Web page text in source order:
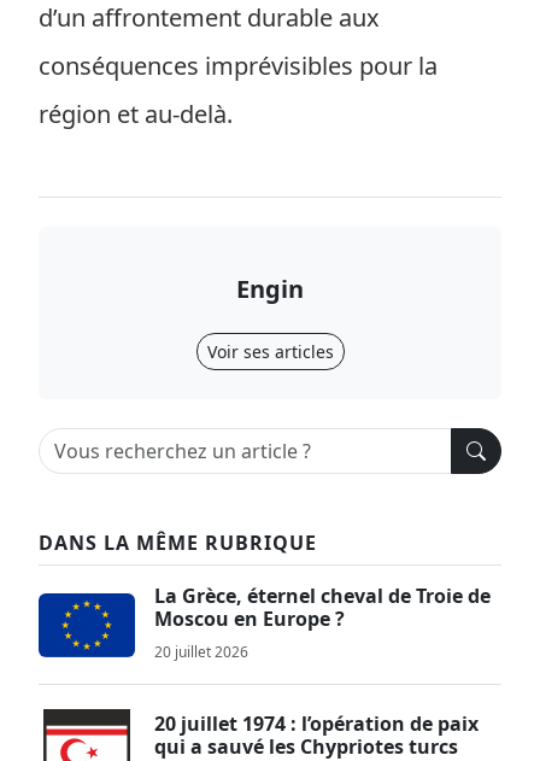
d’un affrontement durable aux
conséquences imprévisibles pour la
région et au-delà.
Engin
Voir ses articles
DANS LA MÊME RUBRIQUE
La Grèce, éternel cheval de Troie de
Moscou en Europe ?
20 juillet 2026
20 juillet 1974 : l’opération de paix
qui a sauvé les Chypriotes turcs